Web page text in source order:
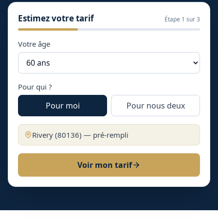
Estimez votre tarif Étape 1 sur 3
Votre âge
Pour qui ?
Pour moi Pour nous deux
Rivery (80136) — pré-rempli
Voir mon tarif